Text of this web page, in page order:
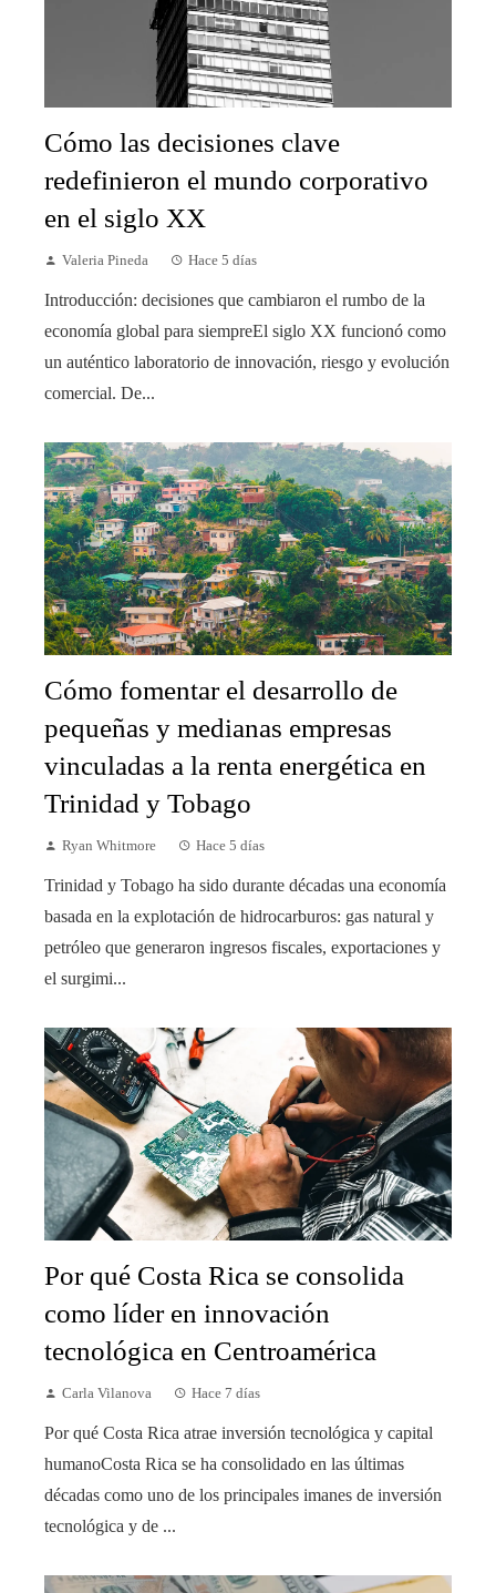
Cómo las decisiones clave
redefinieron el mundo corporativo
en el siglo XX
Valeria Pineda Hace 5 días
Introducción: decisiones que cambiaron el rumbo de la
economía global para siempreEl siglo XX funcionó como
un auténtico laboratorio de innovación, riesgo y evolución
comercial. De...
Cómo fomentar el desarrollo de
pequeñas y medianas empresas
vinculadas a la renta energética en
Trinidad y Tobago
Ryan Whitmore Hace 5 días
Trinidad y Tobago ha sido durante décadas una economía
basada en la explotación de hidrocarburos: gas natural y
petróleo que generaron ingresos fiscales, exportaciones y
el surgimi...
Por qué Costa Rica se consolida
como líder en innovación
tecnológica en Centroamérica
Carla Vilanova Hace 7 días
Por qué Costa Rica atrae inversión tecnológica y capital
humanoCosta Rica se ha consolidado en las últimas
décadas como uno de los principales imanes de inversión
tecnológica y de ...